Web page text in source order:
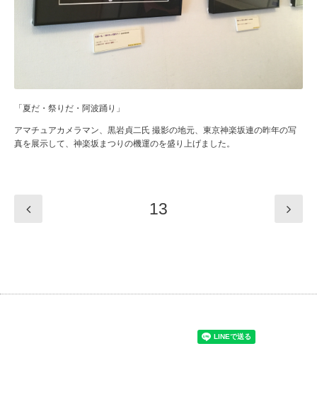
「夏だ・祭りだ・阿波踊り」
アマチュアカメラマン、黒岩貞二氏 撮影の地元、東京神楽坂連の昨年の写
真を展示して、神楽坂まつりの機運のを盛り上げました。
13